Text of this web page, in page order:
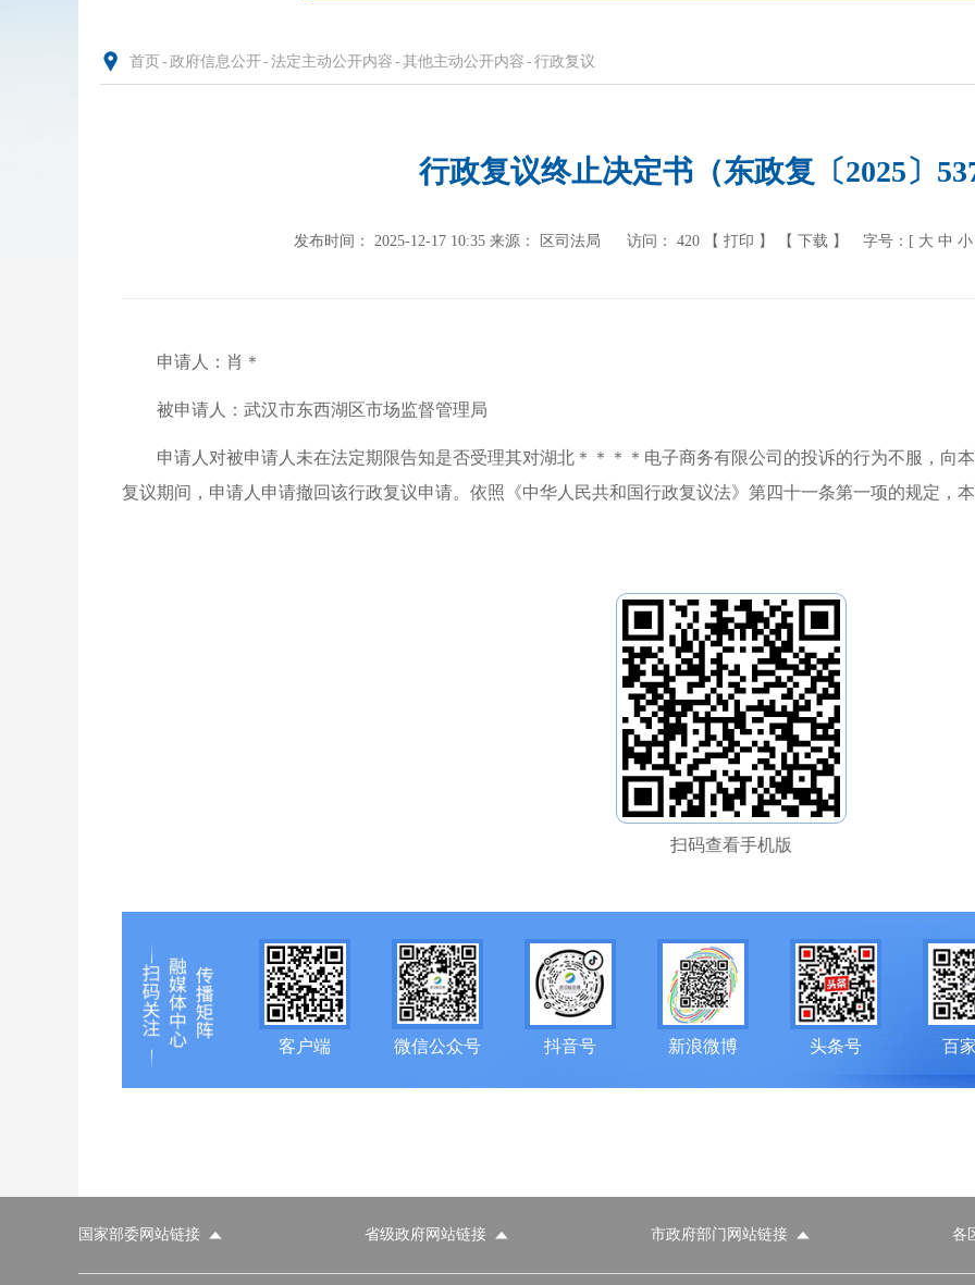
首页 - 政府信息公开- 法定主动公开内容 - 其他主动公开内容 - 行政复议
行政复议终止决定书（东政复〔2025〕
发布时间： 2025-12-17 10:35 来源： 区司法局 访问： 420 【 打印 】 【 下载 】 字号：[ 大 中 小
申请人：肖＊
被申请人：武汉市东西湖区市场监督管理局
申请人对被申请人未在法定期限告知是否受理其对湖北＊＊＊＊电子商务有限公司的投诉的行为不服，向
复议期间，申请人申请撤回该行政复议申请。依照《中华人民共和国行政复议法》第四十一条第一项的规定，
扫码查看手机版
客户端 微信公众号 抖音号 新浪微博 头条号 百
国家部委网站链接 省级政府网站链接 市政府部门网站链接 各
国家部委网站 省级政府网站 市政府部门网站 各区政府部门网站 推荐访问网站